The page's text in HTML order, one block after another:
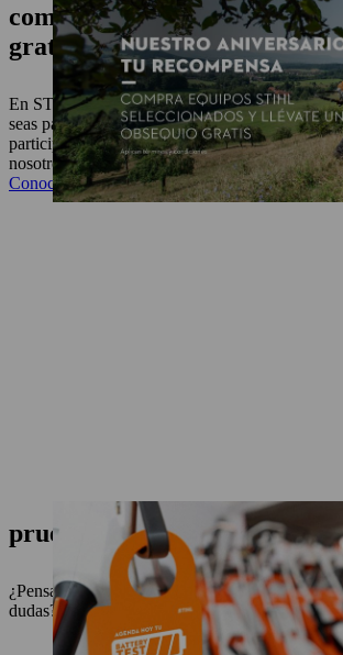
compra equipos stihl y
gratis
En STIHL seguimos celebrando los 100 años,
seas parte de nuestra celebración. Conoce los
participando en nuestra promoción. Tu
nosotros te daremos un regalo. Conoce los
Conoce más aquí
prueba tu equipo battery
¿Pensando en comprar una nueva máquina
dudas?